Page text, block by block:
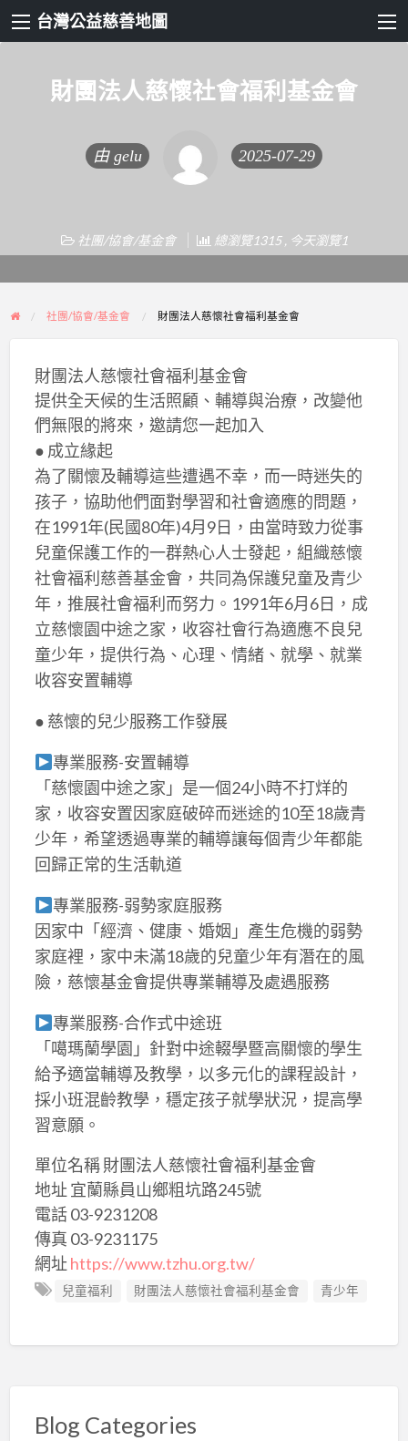
台灣公益慈善地圖
財團法人慈懷社會福利基金會
由 gelu 2025-07-29
社團/協會/基金會 總瀏覽1315 , 今天瀏覽1
社團/協會/基金會 財團法人慈懷社會福利基金會
財團法人慈懷社會福利基金會
提供全天候的生活照顧、輔導與治療，改變他
們無限的將來，邀請您一起加入
● 成立緣起
為了關懷及輔導這些遭遇不幸，而一時迷失的
孩子，協助他們面對學習和社會適應的問題，
在1991年(民國80年)4月9日，由當時致力從事
兒童保護工作的一群熱心人士發起，組織慈懷
社會福利慈善基金會，共同為保護兒童及青少
年，推展社會福利而努力。1991年6月6日，成
立慈懷園中途之家，收容社會行為適應不良兒
童少年，提供行為、心理、情緒、就學、就業
收容安置輔導
● 慈懷的兒少服務工作發展
專業服務-安置輔導
「慈懷園中途之家」是一個24小時不打烊的
家，收容安置因家庭破碎而迷途的10至18歲青
少年，希望透過專業的輔導讓每個青少年都能
回歸正常的生活軌道
專業服務-弱勢家庭服務
因家中「經濟、健康、婚姻」產生危機的弱勢
家庭裡，家中未滿18歲的兒童少年有潛在的風
險，慈懷基金會提供專業輔導及處遇服務
專業服務-合作式中途班
「噶瑪蘭學園」針對中途輟學暨高關懷的學生
給予適當輔導及教學，以多元化的課程設計，
採小班混齡教學，穩定孩子就學狀況，提高學
習意願。
單位名稱 財團法人慈懷社會福利基金會
地址 宜蘭縣員山鄉粗坑路245號
電話 03-9231208
傳真 03-9231175
網址 https://www.tzhu.org.tw/
兒童福利 財團法人慈懷社會福利基金會 青少年
Blog Categories